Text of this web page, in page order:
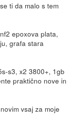
ti da malo s tem
epoxova plata,
grafa stara
s3, x2 3800+, 1gb
praktično nove in
vsaj za moje